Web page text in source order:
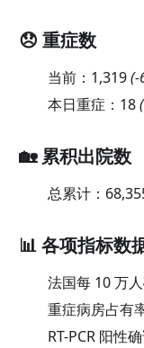
😞 重症数
当前： 1,319(-
本日重症： 18(
🏡 累积出院数
总累计：
📊 各项指标数
法国每 10 万人
重症病房占有
RT-PCR 阳性